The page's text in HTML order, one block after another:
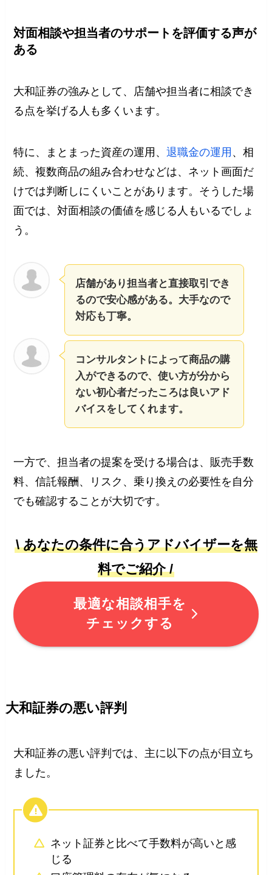
対面相談や担当者のサポートを評価する声が
ある
大和証券の強みとして、店舗や担当者に相談でき
る点を挙げる人も多くいます。
特に、まとまった資産の運用、退職金の運用 、相
続、複数商品の組み合わせなどは、ネット画面だ
けでは判断しにくいことがあります。そうした場
面では、対面相談の価値を感じる人もいるでしょ
う。
店舗があり担当者と直接取引でき
るので安心感がある。大手なので
対応も丁寧。
コンサルタントによって商品の購
入ができるので、使い方が分から
ない初心者だったころは良いアド
バイスをしてくれます。
一方で、担当者の提案を受ける場合は、販売手数
料、信託報酬、リスク、乗り換えの必要性を自分
でも確認することが大切です。
\ あなたの条件に合うアドバイザーを無
料でご紹介 /
最適な相談相手を
チェックする
大和証券の悪い評判
大和証券の悪い評判では、主に以下の点が目立ち
ました。
ネット証券と比べて手数料が高いと感
じる